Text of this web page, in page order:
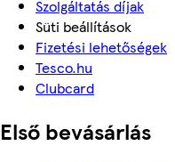
Szolgáltatás díjak
Süti beállítások
Fizetési lehetőségek
Tesco.hu
Clubcard
Első bevásárlás